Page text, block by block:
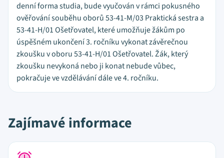
denní forma studia, bude vyučován v rámci pokusného
ověřování souběhu oborů 53-41-M/03 Praktická sestra a
53-41-H/01 Ošetřovatel, které umožňuje žákům po
úspěšném ukončení 3. ročníku vykonat závěrečnou
zkoušku v oboru 53-41-H/01 Ošetřovatel. Žák, který
zkoušku nevykoná nebo ji konat nebude vůbec,
pokračuje ve vzdělávání dále ve 4. ročníku.
Zajímavé informace